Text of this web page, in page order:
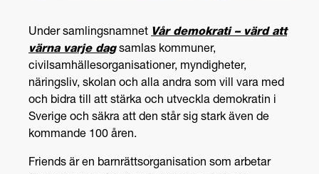
Under samlingsnamnet Vår demokrati – värd att
värna varje dagsamlas kommuner,
civilsamhällesorganisationer, myndigheter,
näringsliv, skolan och alla andra som vill vara med
och bidra till att stärka och utveckla demokratin i
Sverige och säkra att den står sig stark även de
kommande 100 åren.
Friends är en barnrättsorganisation som arbetar